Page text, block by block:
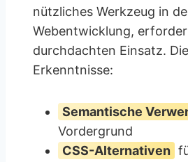
nützliches Werkzeug in
Webentwicklung,
durchdachten Einsatz.
Erkenntnisse:
Semantische
Vordergrund
CSS-Alternativen